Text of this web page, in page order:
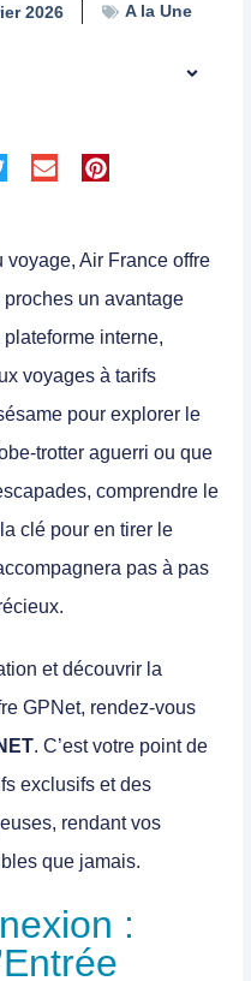
2026 A la Une
voyage, Air France offre
un avantage
plateforme interne,
voyages à tarifs
pour explorer le
trotter aguerri ou que
comprendre le
clé pour en tirer le
pas à pas
et découvrir la
GPNet, rendez-vous
. C’est votre point de
exclusifs et des
rendant vos
que jamais.
: